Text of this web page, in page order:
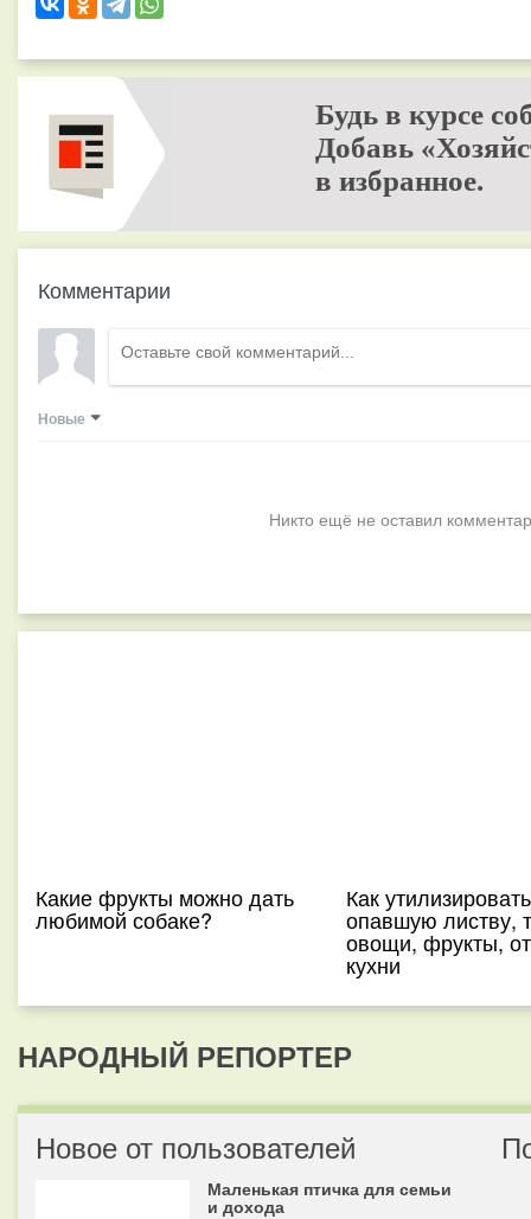
Будь в курсе
Добавь
в избранное.
Комментарии
Новые
Никто ещё не оставил
Какие фрукты можно дать
любимой собаке?
Как утилизировать
опавшую листву,
овощи, фрукты,
кухни
НАРОДНЫЙ РЕПОРТЕР
Новое от пользователей
Маленькая птичка для семьи
и дохода